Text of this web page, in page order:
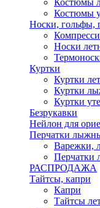
Костюмы
Костюмы
Носки, гольфы,
Носки
Куртки
Куртки
Куртки
Куртки
Безрукавки
Нейлон для
Перчатки
Варежки,
Перчатки
РАСПРОДАЖА
Тайтсы, капри
Капри
Тайтсы